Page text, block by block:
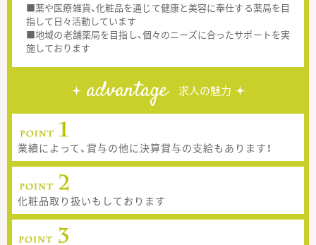
■薬や医療雑貨、化粧品を通じて健康と美容に奉仕する薬局を目
指して日々活動しています
■地域の老舗薬局を目指し、個々のニーズに合ったサポートを実
施しております
advantage 求人の魅力
業績によって、賞与の他に決算賞与の支給もあります！
化粧品取り扱いもしております